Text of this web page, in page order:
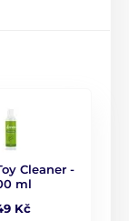
Cleaner -
ml
Kč